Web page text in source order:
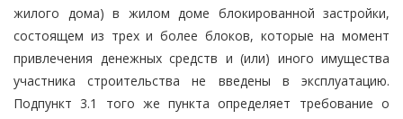
жилого дома) в жилом доме блокированной застройки,
состоящем из трех и более блоков, которые на момент
привлечения денежных средств и (или) иного имущества
участника строительства не введены в эксплуатацию.
Подпункт 3.1 того же пункта определяет требование о